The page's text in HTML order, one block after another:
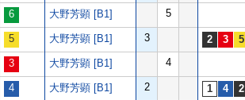
大野芳顕 [B1] 5
大野芳顕 [B1] 3
大野芳顕 [B1] 4
大野芳顕 [B1] 2